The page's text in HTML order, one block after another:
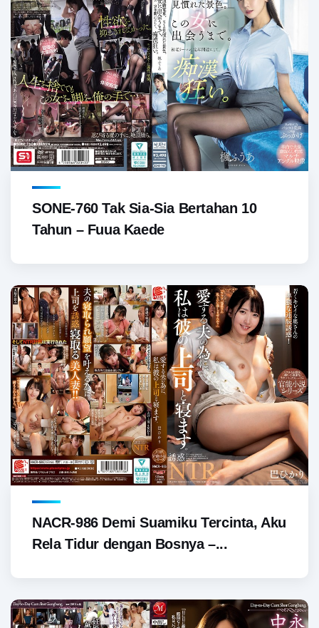
SONE-760 Tak Sia-Sia Bertahan 10
Tahun – Fuua Kaede
NACR-986 Demi Suamiku Tercinta, Aku
Rela Tidur dengan Bosnya –...